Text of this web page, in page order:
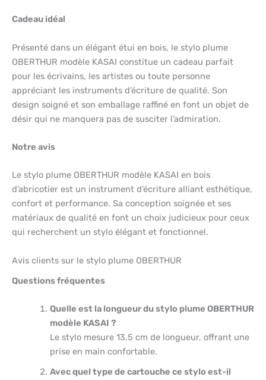
Cadeau idéal
Présenté dans un élégant étui en bois, le stylo plume
OBERTHUR modèle KASAI constitue un cadeau parfait
pour les écrivains, les artistes ou toute personne
appréciant les instruments d’écriture de qualité. Son
design soigné et son emballage raffiné en font un objet de
désir qui ne manquera pas de susciter l’admiration.
Notre avis
Le stylo plume OBERTHUR modèle KASAI en bois
d’abricotier est un instrument d’écriture alliant esthétique,
confort et performance. Sa conception soignée et ses
matériaux de qualité en font un choix judicieux pour ceux
qui recherchent un stylo élégant et fonctionnel.
Avis clients sur le stylo plume OBERTHUR
Questions fréquentes
Quelle est la longueur du stylo plume OBERTHUR
modèle KASAI ?
Le stylo mesure 13,5 cm de longueur, offrant une
prise en main confortable.
Avec quel type de cartouche ce stylo est-il